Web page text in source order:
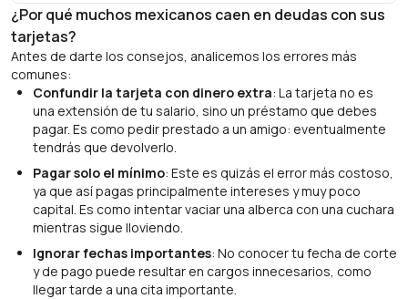
¿Por qué muchos mexicanos caen en deudas con sus
tarjetas?
Antes de darte los consejos, analicemos los errores más
comunes:
Confundir la tarjeta con dinero extra: La tarjeta no es
una extensión de tu salario, sino un préstamo que debes
pagar. Es como pedir prestado a un amigo: eventualmente
tendrás que devolverlo.
Pagar solo el mínimo: Este es quizás el error más costoso,
ya que así pagas principalmente intereses y muy poco
capital. Es como intentar vaciar una alberca con una cuchara
mientras sigue lloviendo.
Ignorar fechas importantes: No conocer tu fecha de corte
y de pago puede resultar en cargos innecesarios, como
llegar tarde a una cita importante.